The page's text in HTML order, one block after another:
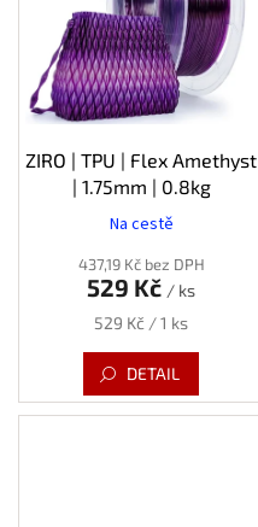
ZIRO | TPU | Flex Amethyst
| 1.75mm | 0.8kg
Na cestě
437,19 Kč bez DPH
529 Kč / ks
Měrná
529 Kč / 1 ks
DETAIL